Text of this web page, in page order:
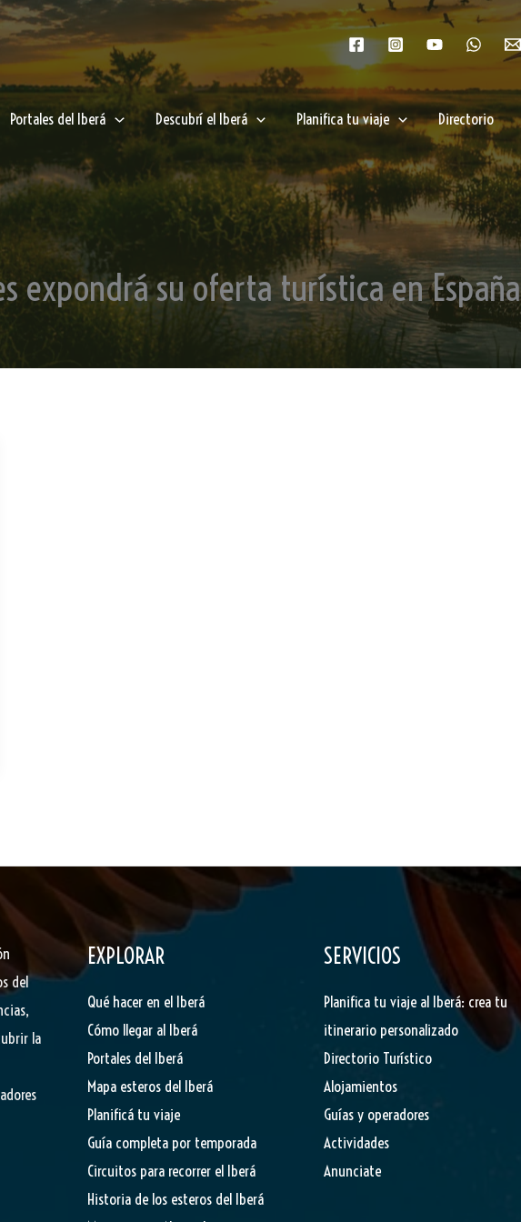
Portales del Iberá Descubrí el Iberá Planifica tu viaje Directorio
expondrá su oferta turística en España
del
la
EXPLORAR
Qué hacer en el Iberá
Cómo llegar al Iberá
Portales del Iberá
Mapa esteros del Iberá
Planificá tu viaje
Guía completa por temporada
Circuitos para recorrer el Iberá
Historia de los esteros del Iberá
SERVICIOS
Planifica tu viaje al Iberá: crea tu
itinerario personalizado
Directorio Turístico
Alojamientos
Guías y operadores
Actividades
Anunciate